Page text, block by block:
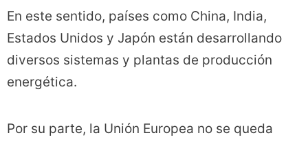
En este sentido, países como China, India,
Estados Unidos y Japón están desarrollando
diversos sistemas y plantas de producción
energética.
Por su parte, la Unión Europea no se queda